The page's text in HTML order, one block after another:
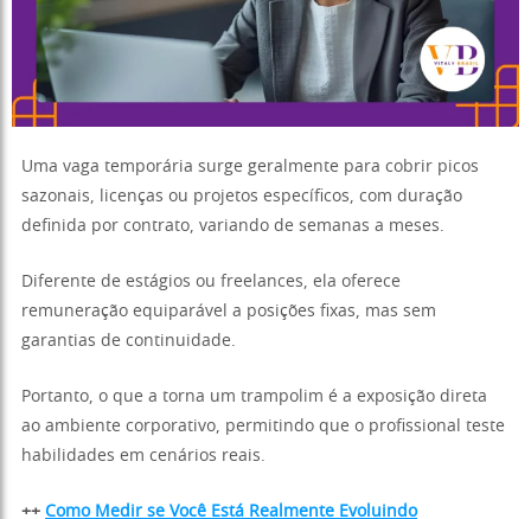
Uma vaga temporária surge geralmente para cobrir picos
sazonais, licenças ou projetos específicos, com duração
definida por contrato, variando de semanas a meses.
Diferente de estágios ou freelances, ela oferece
remuneração equiparável a posições fixas, mas sem
garantias de continuidade.
Portanto, o que a torna um trampolim é a exposição direta
ao ambiente corporativo, permitindo que o profissional teste
habilidades em cenários reais.
++ Como Medir se Você Está Realmente Evoluindo